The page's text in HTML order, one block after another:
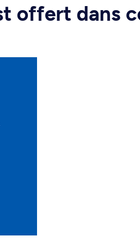
offert dans